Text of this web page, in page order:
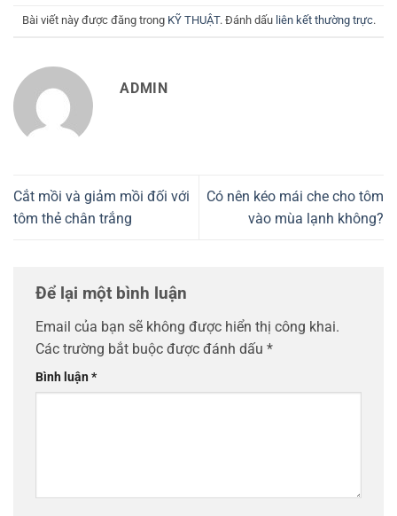
Bài viết này được đăng trong KỸ THUẬT. Đánh dấu liên kết thường trực.
ADMIN
Cắt mồi và giảm mồi đối với
tôm thẻ chân trắng
Có nên kéo mái che cho tôm
vào mùa lạnh không?
Để lại một bình luận
Email của bạn sẽ không được hiển thị công khai.
Các trường bắt buộc được đánh dấu *
Bình luận*